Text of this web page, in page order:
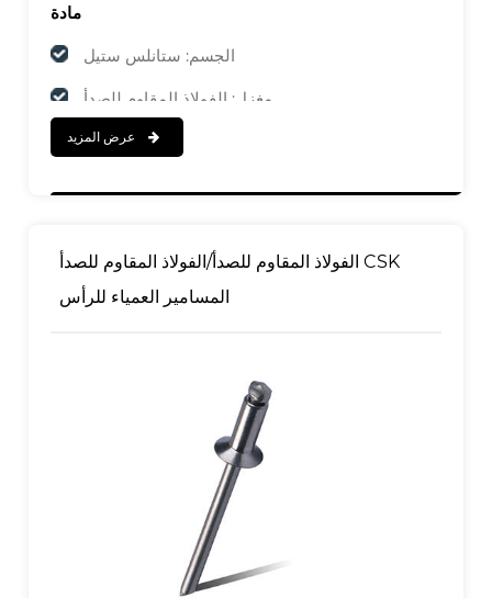
مادة
الجسم: ستانلس ستيل
مغزل: الفولاذ المقاوم للصدأ
ينهي
الفولاذ المقاوم للصدأ/الفولاذ المقاوم للصدأ CSK
المسامير العمياء للرأس